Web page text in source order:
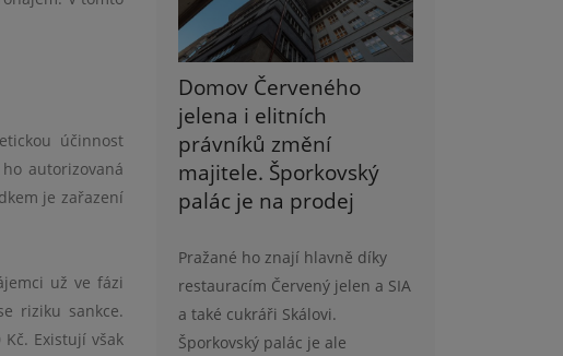
účinnost
autorizovaná
je zařazení
už ve fázi
riziku sankce.
Existují však
Domov Červeného
jelena i elitních
právníků změní
majitele. Šporkovský
palác je na prodej
Pražané ho znají hlavně díky
restauracím Červený jelen a SIA
a také cukráři Skálovi.
Šporkovský palác je ale